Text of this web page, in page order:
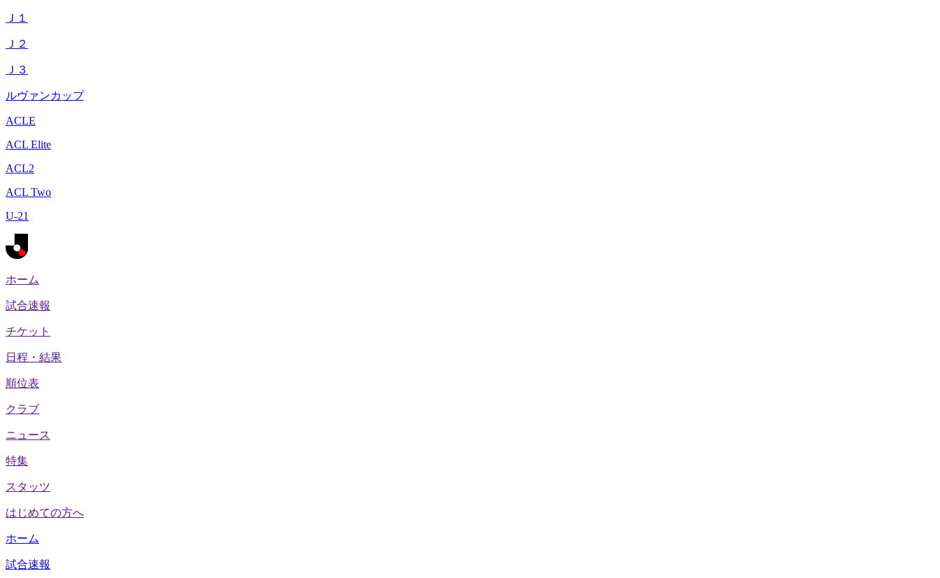
Ｊ１
Ｊ２
Ｊ３
ルヴァンカップ
ACLE
ACL Elite
ACL2
ACL Two
U-21
ホーム
試合速報
チケット
日程・結果
順位表
クラブ
ニュース
特集
スタッツ
はじめての方へ
ホーム
試合速報